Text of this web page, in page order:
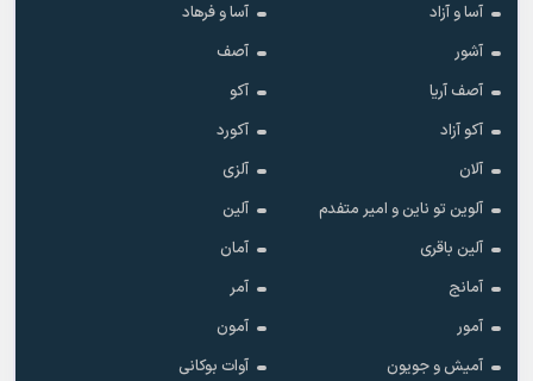
آسا و آزاد
آسا و فرهاد
آشور
آصف
آصف آریا
آکو
آکو آزاد
آکورد
آلان
آلزی
آلوین تو ناین و امیر متفدم
آلین
آلین باقری
آمان
آمانج
آمر
آمور
آمون
آمیش و جویون
آوات بوکانی